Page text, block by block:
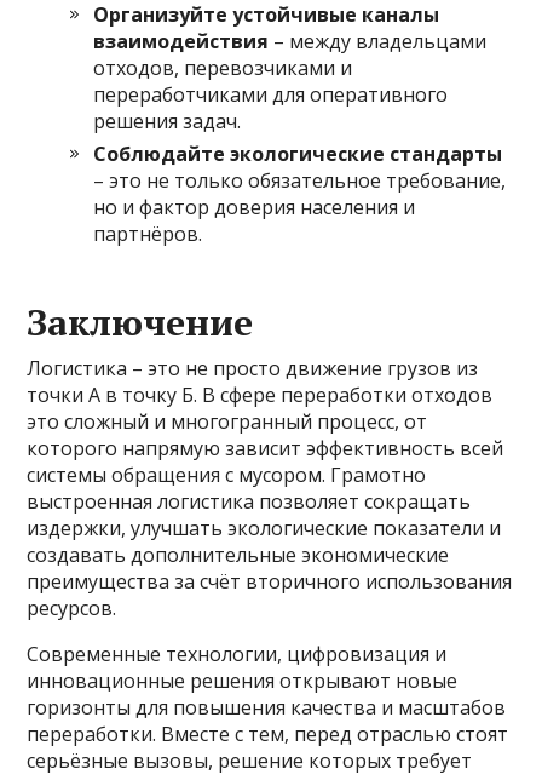
Организуйте устойчивые каналы
взаимодействия – между владельцами
отходов, перевозчиками и
переработчиками для оперативного
решения задач.
Соблюдайте экологические стандарты
– это не только обязательное требование,
но и фактор доверия населения и
партнёров.
Заключение
Логистика – это не просто движение грузов из
точки А в точку Б. В сфере переработки отходов
это сложный и многогранный процесс, от
которого напрямую зависит эффективность всей
системы обращения с мусором. Грамотно
выстроенная логистика позволяет сокращать
издержки, улучшать экологические показатели и
создавать дополнительные экономические
преимущества за счёт вторичного использования
ресурсов.
Современные технологии, цифровизация и
инновационные решения открывают новые
горизонты для повышения качества и масштабов
переработки. Вместе с тем, перед отраслью стоят
серьёзные вызовы, решение которых требует